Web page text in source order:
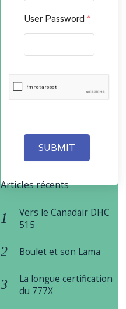
User Password *
SUBMIT
Articles récents
Vers le Canadair DHC
515
Boulet et son Lama
La longue certification
du 777X